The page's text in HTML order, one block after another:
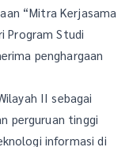
“Mitra Kerjasama
Program Studi
penghargaan
II sebagai
perguruan tinggi
informasi di